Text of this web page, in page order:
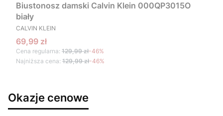
Biustonosz damski Calvin Klein 000QP3015O
biały
PRODUCENT
CALVIN KLEIN
Cena promocyjna
69,99 zł
Cena regularna: 129,99 zł-46%
Najniższa cena: 129,99 zł-46%
Okazje cenowe